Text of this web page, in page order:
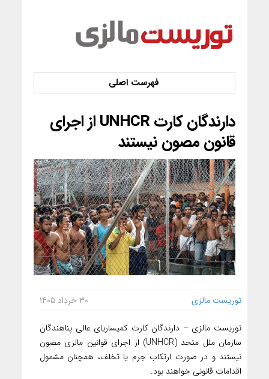
دارندگان کارت UNHCR از اجرای
قانون مصون نیستند
توریست مالزی ۳۰ خرداد ۱۴۰۵
توریست مالزی – دارندگان کارت کمیساریای عالی پناهندگان
سازمان ملل متحد (UNHCR) از اجرای قوانین مالزی مصون
نیستند و در صورت ارتکاب جرم یا تخلف، همچنان مشمول
اقدامات قانونی خواهند بود.